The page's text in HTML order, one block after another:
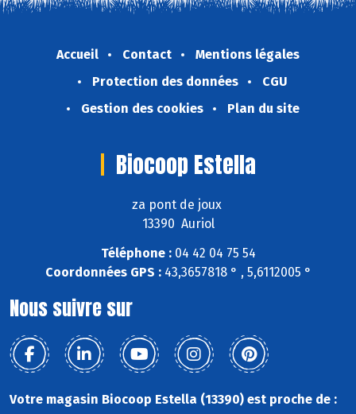
Accueil Contact
Mentions légales
Protection des données
CGU
Gestion des cookies
Plan du site
Biocoop Estella
za pont de joux
13390 Auriol
Téléphone :04 42 04 75 54
Coordonnées GPS :43,3657818 ° , 5,6112005 °
Nous suivre sur
Votre magasin Biocoop Estella (13390) est proche de :